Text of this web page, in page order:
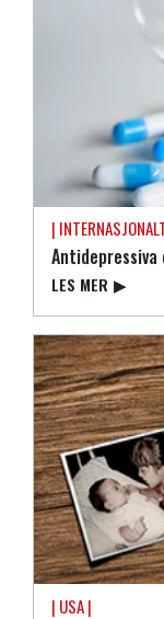
|
LES MER ▶
| USA |